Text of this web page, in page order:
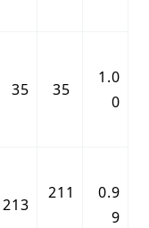
35 35
1.0
0
213
211
0.9
9